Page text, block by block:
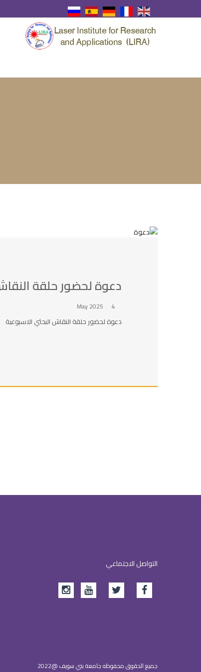
دعوة لحضور حلقة
4 May 2025
دعوة لحضور حلقة النقاش البحثي الاسبوعية
التواصل الاجتماعي
جميع الحقوق محفوظه جامعة بني سويف @2022